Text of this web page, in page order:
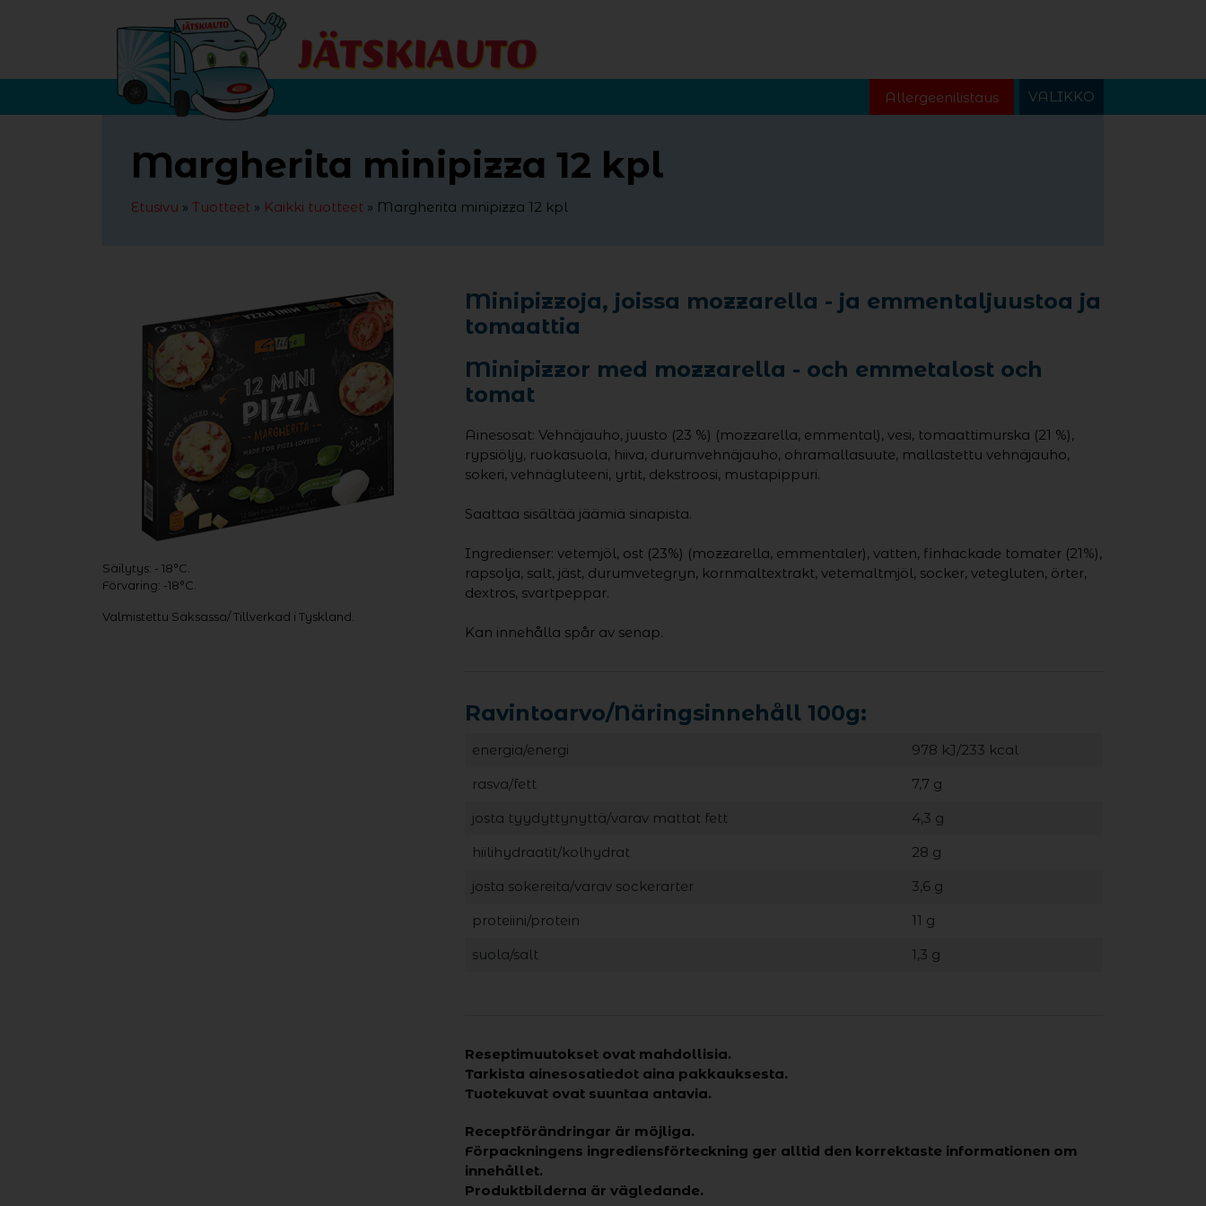
VALIKKO
Allergeenilistaus
Margherita minipizza 12 kpl
Etusivu » Tuotteet » Kaikki tuotteet » Margherita minipizza 12 kpl
Säilytys: - 18°C.
Förvaring: -18°C.
Valmistettu Saksassa/ Tillverkad i Tyskland.
Minipizzoja, joissa mozzarella - ja emmentaljuustoa ja
tomaattia
Minipizzor med mozzarella - och emmetalost och
tomat
Ainesosat: Vehnäjauho, juusto (23 %) (mozzarella, emmental), vesi, tomaattimurska (21 %),
rypsiöljy, ruokasuola, hiiva, durumvehnäjauho, ohramallasuute, mallastettu vehnäjauho,
sokeri, vehnägluteeni, yrtit, dekstroosi, mustapippuri.
Saattaa sisältää jäämiä sinapista.
Ingredienser: vetemjöl, ost (23%) (mozzarella, emmentaler), vatten, finhackade tomater (21%),
rapsolja, salt, jäst, durumvetegryn, kornmaltextrakt, vetemaltmjöl, socker, vetegluten, örter,
dextros, svartpeppar.
Kan innehålla spår av senap.
Ravintoarvo/Näringsinnehåll 100g:
energia/energi
978 kJ/233 kcal
rasva/fett
7,7 g
josta tyydyttynyttä/varav mattat fett
4,3 g
hiilihydraatit/kolhydrat
28 g
josta sokereita/varav sockerarter
3,6 g
proteiini/protein
11 g
suola/salt
1,3 g
Reseptimuutokset ovat mahdollisia.
Tarkista ainesosatiedot aina pakkauksesta.
Tuotekuvat ovat suuntaa antavia.
Receptförändringar är möjliga.
Förpackningens ingrediensförteckning ger alltid den korrektaste informationen om
innehållet.
Produktbilderna är vägledande.